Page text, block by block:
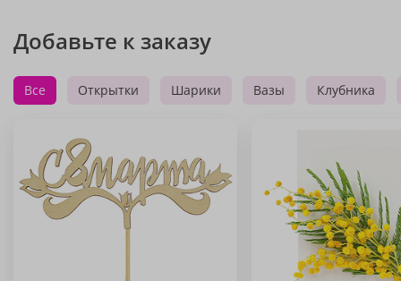
Добавьте к заказу
Все Открытки Шарики Вазы Клубника